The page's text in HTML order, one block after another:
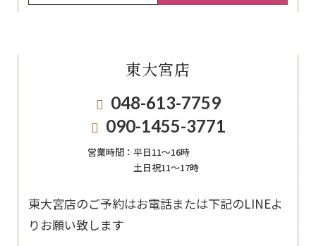
東大宮店
048-613-7759
090-1455-3771
営業時間： 平日11〜16時
土日祝11〜17時
東大宮店のご予約はお電話または下記のLINEよ
りお願い致します